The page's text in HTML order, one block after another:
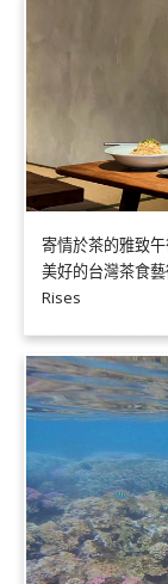
寄情於茶的雅致
美好的台灣茶食
Rises